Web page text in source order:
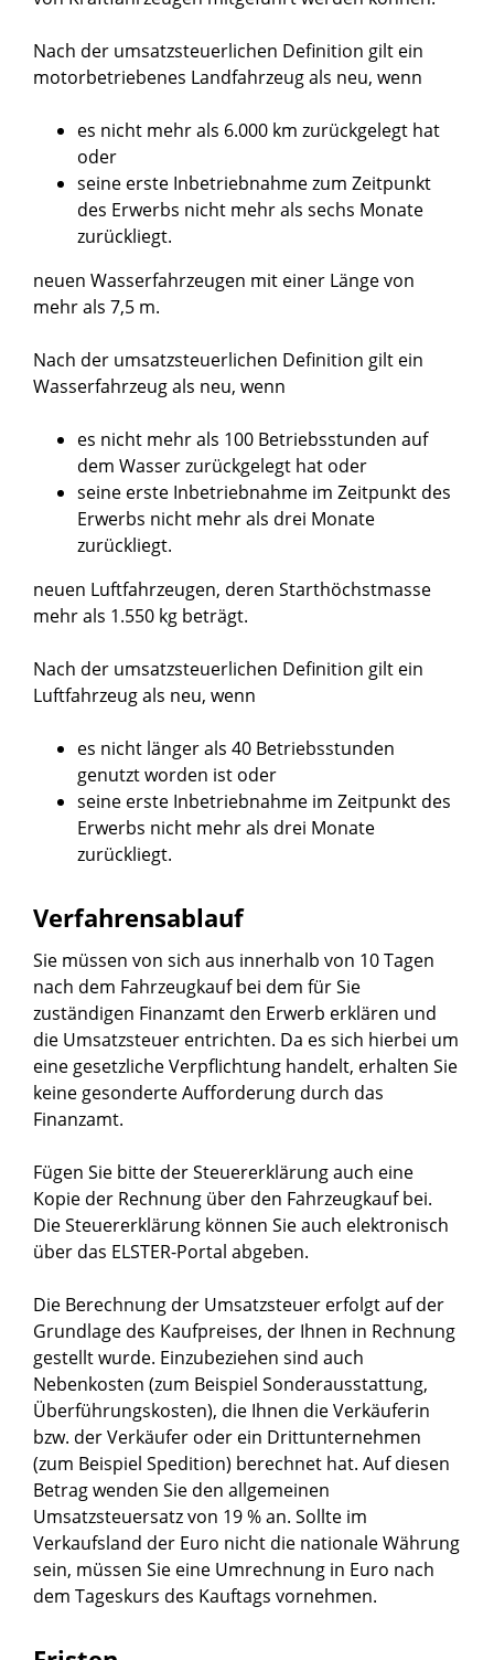
Nach der umsatzsteuerlichen Definition gilt ein
motorbetriebenes Landfahrzeug als neu, wenn
es nicht mehr als 6.000 km zurückgelegt hat
oder
seine erste Inbetriebnahme zum Zeitpunkt
des Erwerbs nicht mehr als sechs Monate
zurückliegt.
neuen Wasserfahrzeugen mit einer Länge von
mehr als 7,5 m.
Nach der umsatzsteuerlichen Definition gilt ein
Wasserfahrzeug als neu, wenn
es nicht mehr als 100 Betriebsstunden auf
dem Wasser zurückgelegt hat oder
seine erste Inbetriebnahme im Zeitpunkt des
Erwerbs nicht mehr als drei Monate
zurückliegt.
neuen Luftfahrzeugen, deren Starthöchstmasse
mehr als 1.550 kg beträgt.
Nach der umsatzsteuerlichen Definition gilt ein
Luftfahrzeug als neu, wenn
es nicht länger als 40 Betriebsstunden
genutzt worden ist oder
seine erste Inbetriebnahme im Zeitpunkt des
Erwerbs nicht mehr als drei Monate
zurückliegt.
Verfahrensablauf
Sie müssen von sich aus innerhalb von 10 Tagen
nach dem Fahrzeugkauf bei dem für Sie
zuständigen Finanzamt den Erwerb erklären und
die Umsatzsteuer entrichten. Da es sich hierbei um
eine gesetzliche Verpflichtung handelt, erhalten Sie
keine gesonderte Aufforderung durch das
Finanzamt.
Fügen Sie bitte derSteuererklärungauch eine
Kopie der Rechnung über den Fahrzeugkauf bei.
Die Steuererklärung können Sie auch elektronisch
über das ELSTER-Portal abgeben.
Die Berechnung der Umsatzsteuer erfolgt auf der
Grundlage des Kaufpreises, der Ihnen in Rechnung
gestellt wurde. Einzubeziehen sind auch
Nebenkosten (zum Beispiel Sonderausstattung,
Überführungskosten), die Ihnen die Verkäuferin
bzw. der Verkäufer oder ein Drittunternehmen
(zum Beispiel Spedition) berechnet hat. Auf diesen
Betrag wenden Sie den allgemeinen
Umsatzsteuersatz von 19 % an. Sollte im
Verkaufsland der Euro nicht die nationale Währung
sein, müssen Sie eine Umrechnung in Euro nach
dem Tageskurs des Kauftags vornehmen.